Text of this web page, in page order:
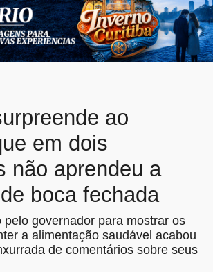
ao
em dois
não aprendeu a
boca fechada
pelo governador para mostrar os
a alimentação saudável acabou
de comentários sobre seus